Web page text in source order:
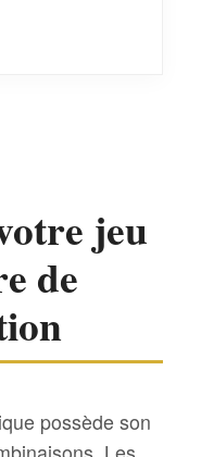
jeu
de
possède son
Les